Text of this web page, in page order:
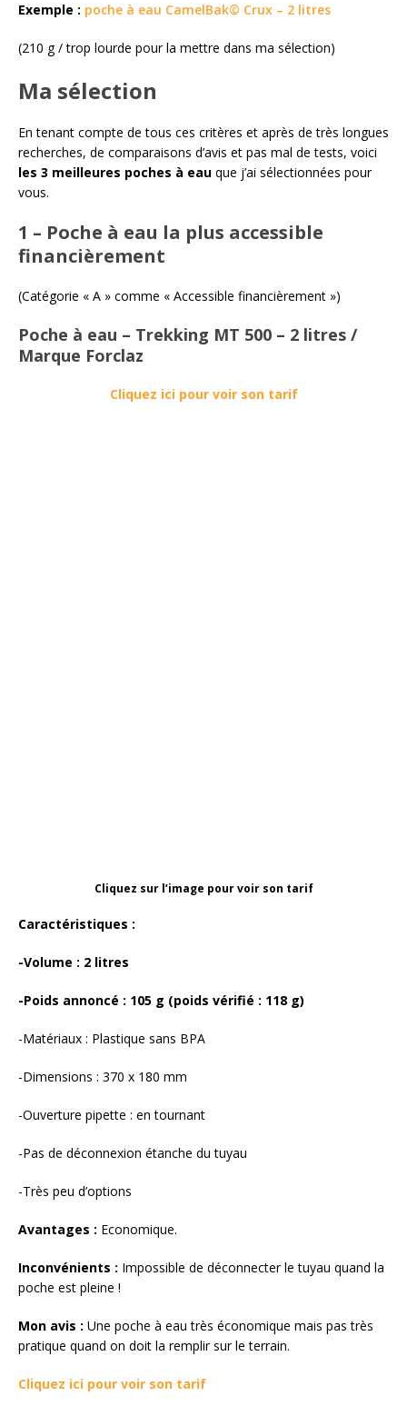
Exemple : poche à eau CamelBak© Crux – 2 litres
(210 g / trop lourde pour la mettre dans ma sélection)
Ma sélection
En tenant compte de tous ces critères et après de très longues
recherches, de comparaisons d’avis et pas mal de tests, voici
les 3 meilleures poches à eau que j’ai sélectionnées pour
vous.
1 – Poche à eau la plus accessible
financièrement
(Catégorie « A » comme « Accessible financièrement »)
Poche à eau – Trekking MT 500 – 2 litres /
Marque Forclaz
Cliquez ici pour voir son tarif
Cliquez sur l’image pour voir son tarif
Caractéristiques :
-Volume : 2 litres
-Poids annoncé : 105 g (poids vérifié : 118 g)
-Matériaux : Plastique sans BPA
-Dimensions : 370 x 180 mm
-Ouverture pipette : en tournant
-Pas de déconnexion étanche du tuyau
-Très peu d’options
Avantages : Economique.
Inconvénients : Impossible de déconnecter le tuyau quand la
poche est pleine !
Mon avis : Une poche à eau très économique mais pas très
pratique quand on doit la remplir sur le terrain.
Cliquez ici pour voir son tarif